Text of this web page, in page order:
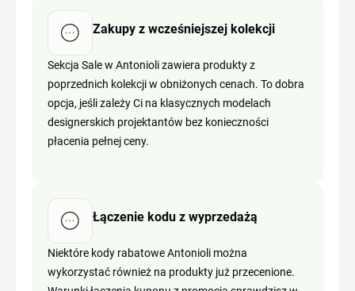
Zakupy z wcześniejszej kolekcji
Sekcja Sale w Antonioli zawiera produkty z
poprzednich kolekcji w obniżonych cenach. To dobra
opcja, jeśli zależy Ci na klasycznych modelach
designerskich projektantów bez konieczności
płacenia pełnej ceny.
Łączenie kodu z wyprzedażą
Niektóre kody rabatowe Antonioli można
wykorzystać również na produkty już przecenione.